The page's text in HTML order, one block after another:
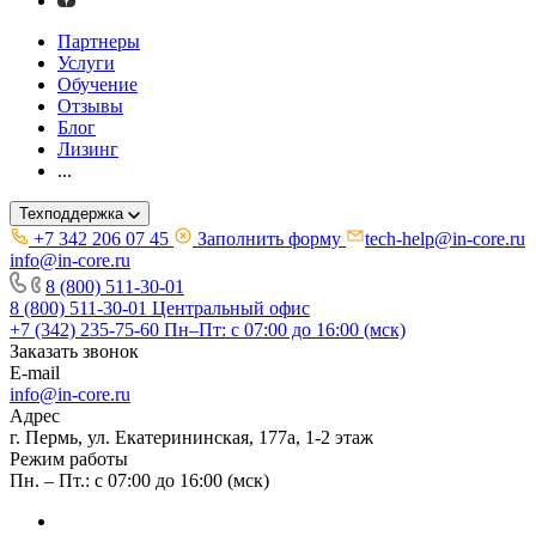
Партнеры
Услуги
Обучение
Отзывы
Блог
Лизинг
...
Техподдержка
+7 342 206 07 45 Заполнить форму
tech-help@in-core.ru
info@in-core.ru
8 (800) 511-30-01
8 (800) 511-30-01 Центральный офис
+7 (342) 235-75-60 Пн–Пт: с 07:00 до 16:00 (мск)
Заказать звонок
E-mail
info@in-core.ru
Адрес
г. Пермь, ул. ​Екатерининская, 177а, ​1-2 этаж
Режим работы
Пн. – Пт.: с 07:00 до 16:00 (мск)